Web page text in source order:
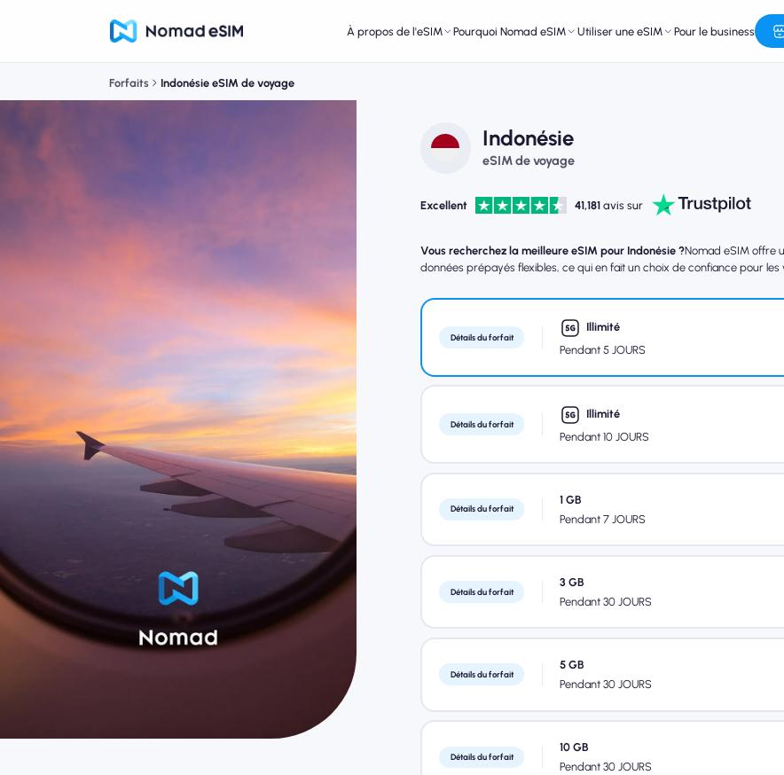
À propos de l'eSIM Pourquoi Nomad eSIM Utiliser une eSIM Pour le business
Forfaits Indonésie eSIM de voyage
Indonésie
eSIM de voyage
Excellent 41,181 avis sur
Vous recherchez la meilleure eSIM pour Indonésie ?Nomad eSIM offre
données prépayés flexibles, ce qui en fait un choix de confiance pour les
Détails du forfait
Illimité
Pendant 5 JOURS
Détails du forfait
Illimité
Pendant 10 JOURS
Détails du forfait
1 GB
Pendant 7 JOURS
Détails du forfait
3 GB
Pendant 30 JOURS
Détails du forfait
5 GB
Pendant 30 JOURS
Détails du forfait
10 GB
Pendant 30 JOURS